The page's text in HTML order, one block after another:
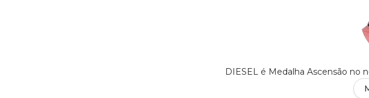
DIESEL é Medalha Ascensão no